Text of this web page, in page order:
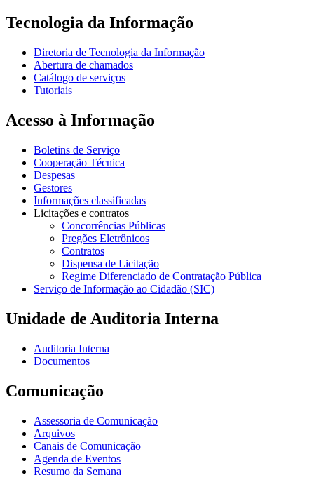
Tecnologia da Informação
Diretoria de Tecnologia da Informação
Abertura de chamados
Catálogo de serviços
Tutoriais
Acesso à Informação
Boletins de Serviço
Cooperação Técnica
Despesas
Gestores
Informações classificadas
Licitações e contratos
Concorrências Públicas
Pregões Eletrônicos
Contratos
Dispensa de Licitação
Regime Diferenciado de Contratação Pública
Serviço de Informação ao Cidadão (SIC)
Unidade de Auditoria Interna
Auditoria Interna
Documentos
Comunicação
Assessoria de Comunicação
Arquivos
Canais de Comunicação
Agenda de Eventos
Resumo da Semana